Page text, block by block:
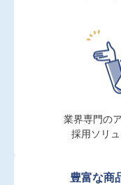
業界専門の
採用ソリ
豊富な商